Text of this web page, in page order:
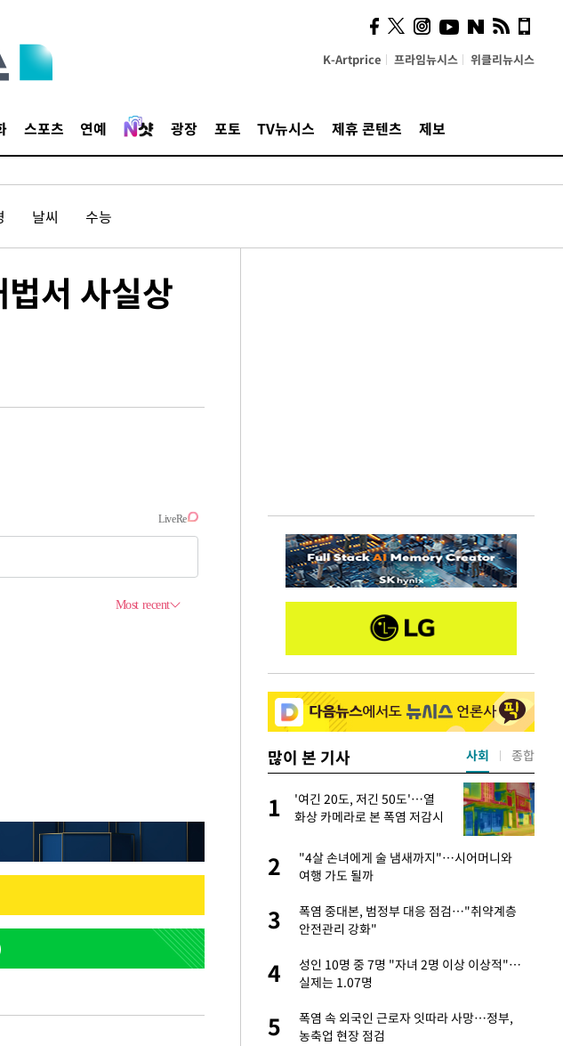
K-Artprice 프라임뉴시스 위클리뉴시스
스포츠 연예 광장 포토 TV뉴시스 제휴 콘텐츠 제보
날씨 수능
서 사실상
많이 본 기사
2
LAFC 손흥민, 리그스컵 톨루카전 선발 출
격…득점포 재가동 도전
3
이강인, 오늘 서울서 AT마드리드 입단
식…'전례 없는 특급대우'
4
제니, 동거 여부 물음에 "여기까지만 하자"
5
'여긴 20도, 저긴 50도'…열화상 카메라로 본
1
'여긴 20도, 저긴 50도'…열
화상 카메라로 본 폭염 저감시
2
"4살 손녀에게 술 냄새까지"…시어머니와
여행 가도 될까
3
폭염 중대본, 범정부 대응 점검…"취약계층
안전관리 강화"
4
성인 10명 중 7명 "자녀 2명 이상 이상적"…
실제는 1.07명
5
폭염 속 외국인 근로자 잇따라 사망…정부,
농축업 현장 점검
사회 종합